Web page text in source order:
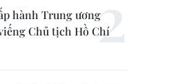
hành Trung ương
Chủ tịch Hồ Chí